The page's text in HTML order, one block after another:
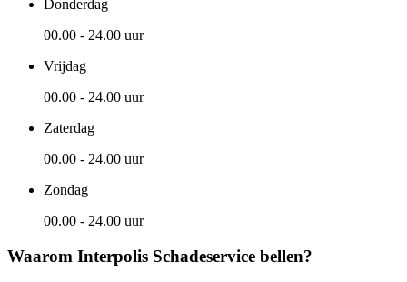
Donderdag
00.00 - 24.00 uur
Vrijdag
00.00 - 24.00 uur
Zaterdag
00.00 - 24.00 uur
Zondag
00.00 - 24.00 uur
Waarom Interpolis Schadeservice bellen?